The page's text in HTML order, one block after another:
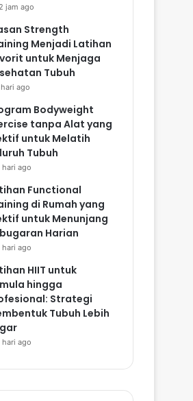
jam ago
Strength
Menjadi Latihan
untuk Menjaga
Tubuh
hari ago
Bodyweight
tanpa Alat yang
untuk Melatih
Tubuh
hari ago
Functional
di Rumah yang
untuk Menunjang
Harian
hari ago
HIIT untuk
hingga
Strategi
Tubuh Lebih
hari ago